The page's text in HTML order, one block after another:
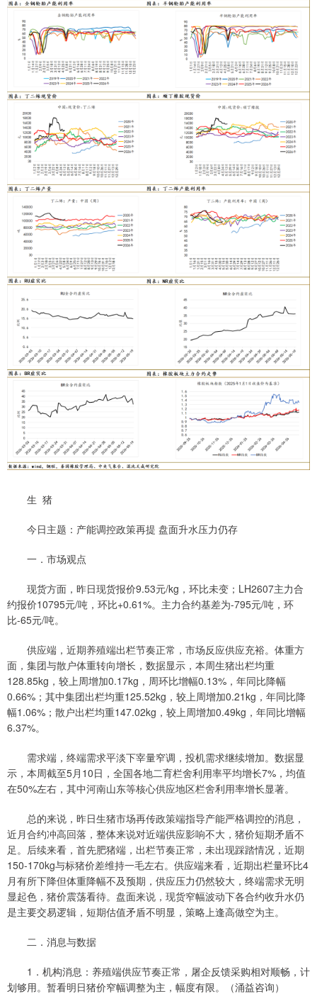
生 猪
今日主题：产能调控政策再提 盘面升水压力仍存
一．市场观点
现货方面，昨日现货报价9.53元/kg，环比未变；LH2607主力合
约报价10795元/吨，环比+0.61%。主力合约基差为-795元/吨，环
比-65元/吨。
供应端，近期养殖端出栏节奏正常，市场反应供应充裕。体重方
面，集团与散户体重转向增长，数据显示，本周生猪出栏均重
128.85kg，较上周增加0.17kg，周环比增幅0.13%，年同比降幅
0.66%；其中集团出栏均重125.52kg，较上周增加0.21kg，年同比降
幅1.06%；散户出栏均重147.02kg，较上周增加0.49kg，年同比增幅
6.37%。
需求端，终端需求平淡下宰量窄调，投机需求继续增加。数据显
示，本周截至5月10日，全国各地二育栏舍利用率平均增长7%，均值
在50%左右，其中河南山东等核心供应地区栏舍利用率增长显著。
总的来说，昨日生猪市场再传政策端指导产能严格调控的消息，
近月合约冲高回落，整体来说对近端供应影响不大，猪价短期矛盾不
足。后续来看，首先肥猪端，出栏节奏正常，未出现踩踏情况，近期
150-170kg与标猪价差维持一毛左右。供应端来看，近期出栏量环比4
月有所下降但体重降幅不及预期，供应压力仍然较大，终端需求无明
显起色，猪价震荡看待。盘面来说，现货窄幅波动下各合约收升水仍
是主要交易逻辑，短期估值矛盾不明显，策略上逢高做空为主。
二．消息与数据
1．机构消息：养殖端供应节奏正常，屠企反馈采购相对顺畅，计
划够用。暂看明日猪价窄幅调整为主，幅度有限。（涌益咨询）